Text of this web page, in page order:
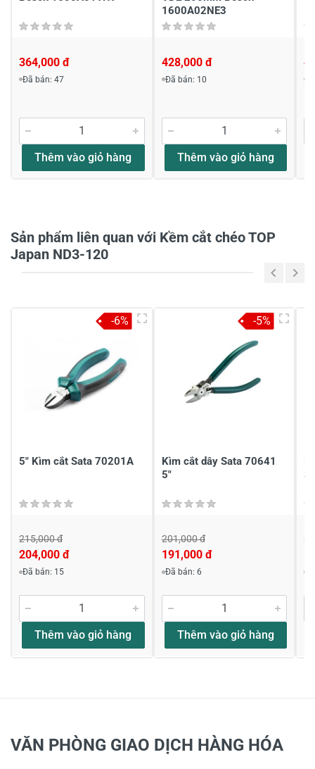
Đánh giá sao
Tiêu đề của nhận xét *
364,000 đ
Đã bán: 47
Thêm vào giỏ hàng
1600A02NE3
428,000 đ
Đã bán: 10
Thêm vào giỏ hàng
Sản phẩm liên quan với Kềm cắt chéo TOP
Japan ND3-120
5" Kìm cắt Sata 70201A
215,000 đ
204,000 đ
Đã bán: 15
Thêm vào giỏ hàng
-6%
Kìm cắt dây Sata 70641
5"
201,000 đ
191,000 đ
Đã bán: 6
Thêm vào giỏ hàng
-5%
VĂN PHÒNG GIAO DỊCH HÀNG HÓA